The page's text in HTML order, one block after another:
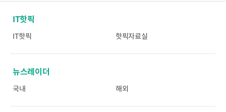
IT핫픽
IT핫픽 핫픽자료실
뉴스레이더
국내 해외